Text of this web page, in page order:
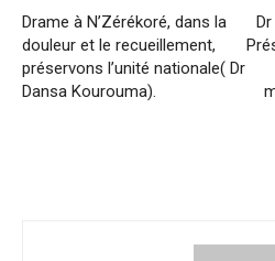
Drame à N’Zérékoré, dans la
douleur et le recueillement,
préservons l’unité nationale( Dr
Dansa Kourouma).